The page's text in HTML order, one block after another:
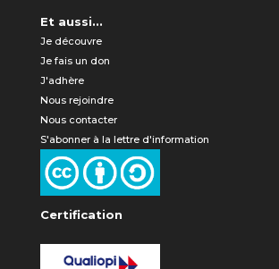
Et aussi...
Je découvre
Je fais un don
J'adhère
Nous rejoindre
Nous contacter
S'abonner à la lettre d'information
Certification